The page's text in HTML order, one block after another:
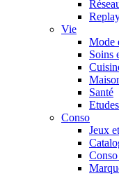
Vie
Mode
Soins
Santé
Conso
Jeux